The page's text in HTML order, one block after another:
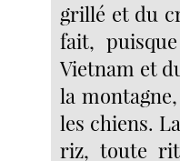
grillé et du
fait,
Vietnam et
la
les chiens.
riz, toute